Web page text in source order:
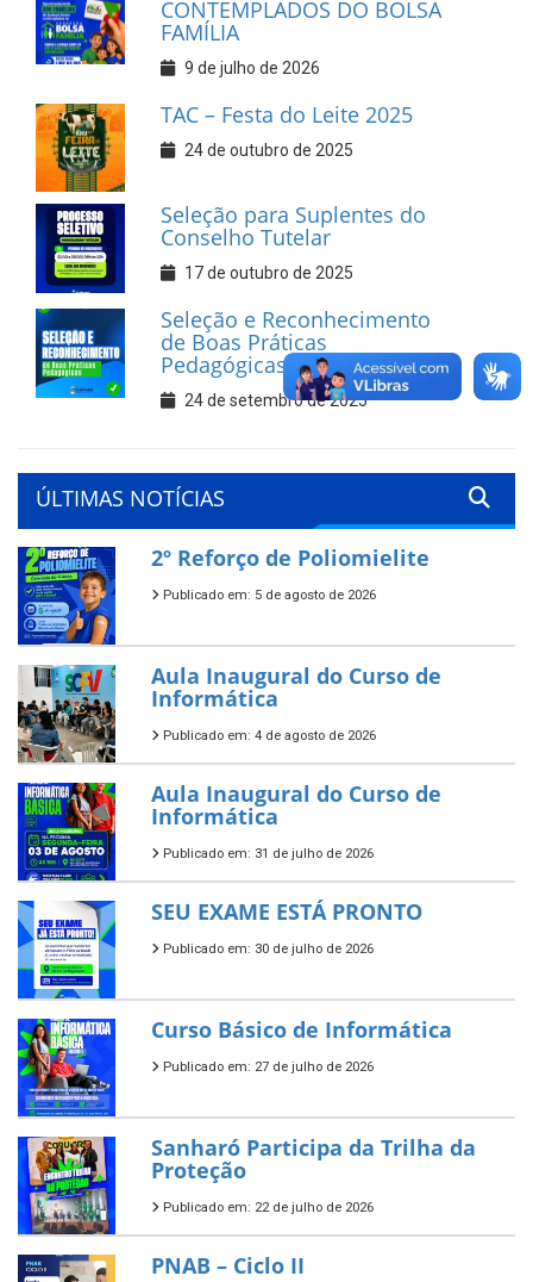
CONTEMPLADOS DO BOLSA
FAMÍLIA
9 de julho de 2026
TAC – Festa do Leite 2025
24 de outubro de 2025
Seleção para Suplentes do
Conselho Tutelar
17 de outubro de 2025
Seleção e Reconhecimento
de Boas Práticas
Pedagógicas
24 de setembro de 2025
ÚLTIMAS NOTÍCIAS
2º Reforço de Poliomielite
Publicado em: 5 de agosto de 2026
Aula Inaugural do Curso de
Informática
Publicado em: 4 de agosto de 2026
Aula Inaugural do Curso de
Informática
Publicado em: 31 de julho de 2026
SEU EXAME ESTÁ PRONTO
Publicado em: 30 de julho de 2026
Curso Básico de Informática
Publicado em: 27 de julho de 2026
Sanharó Participa da Trilha da
Proteção
Publicado em: 22 de julho de 2026
PNAB – Ciclo II